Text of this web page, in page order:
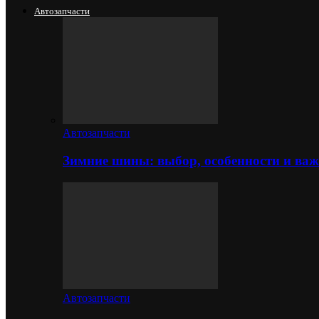
Автозапчасти
Автозапчасти
Зимние шины: выбор, особенности и
Автозапчасти